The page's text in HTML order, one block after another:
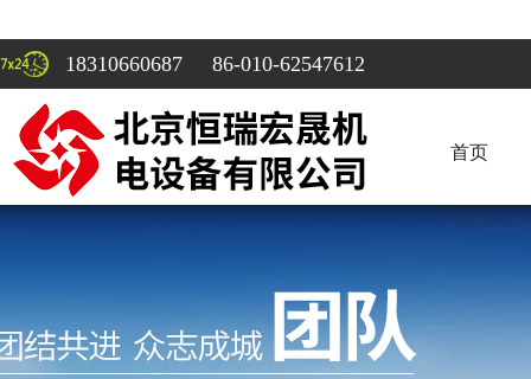
18310660687 86-010-62547612
首页